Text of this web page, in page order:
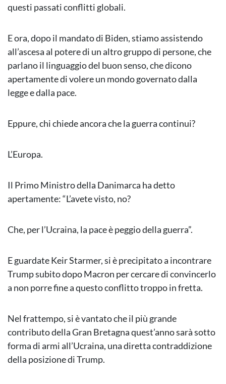
questi passati conflitti globali.
E ora, dopo il mandato di Biden, stiamo assistendo
all’ascesa al potere di un altro gruppo di persone, che
parlano il linguaggio del buon senso, che dicono
apertamente di volere un mondo governato dalla
legge e dalla pace.
Eppure, chi chiede ancora che la guerra continui?
L’Europa.
Il Primo Ministro della Danimarca ha detto
apertamente: “L’avete visto, no?
Che, per l’Ucraina, la pace è peggio della guerra”.
E guardate Keir Starmer, si è precipitato a incontrare
Trump subito dopo Macron per cercare di convincerlo
a non porre fine a questo conflitto troppo in fretta.
Nel frattempo, si è vantato che il più grande
contributo della Gran Bretagna quest’anno sarà sotto
forma di armi all’Ucraina, una diretta contraddizione
della posizione di Trump.